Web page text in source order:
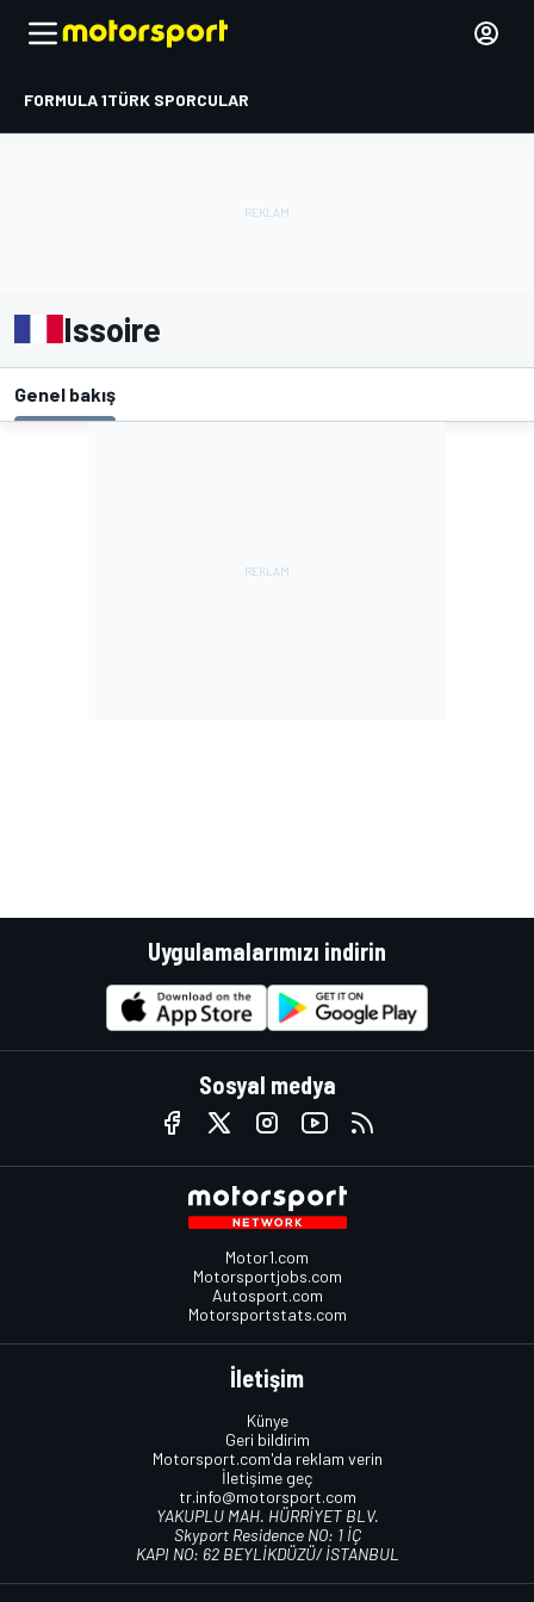
FORMULA 1TÜRK SPORCULAR
Issoire
Genel bakış
Uygulamalarımızı indirin
Sosyal medya
Motor1.com
Motorsportjobs.com
Autosport.com
Motorsportstats.com
İletişim
Künye
Geri bildirim
Motorsport.com'da reklam verin
İletişime geç
tr.info@motorsport.com
YAKUPLU MAH. HÜRRİYET BLV.
Skyport Residence NO: 1 İÇ
KAPI NO: 62 BEYLİKDÜZÜ/ İSTANBUL